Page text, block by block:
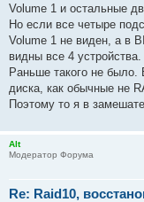
Volume 1 и остальные
Но если все четыре
Volume 1 не виден, а в
видны все 4 устройства.
Раньше такого не
диска, как обычные не
Поэтому то я в
Alt
Модератор Форума
Re: Raid10,